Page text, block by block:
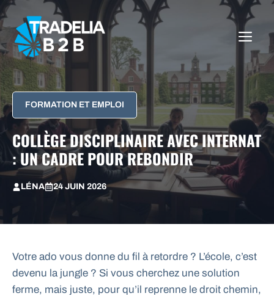
Aller
au
contenu
FORMATION ET EMPLOI
COLLÈGE DISCIPLINAIRE AVEC INTERNAT
: UN CADRE POUR REBONDIR
LÉNA 24 JUIN 2026
Votre ado vous donne du fil à retordre ? L’école, c’est
devenu la jungle ? Si vous cherchez une solution
ferme, mais juste, pour qu’il reprenne le droit chemin,